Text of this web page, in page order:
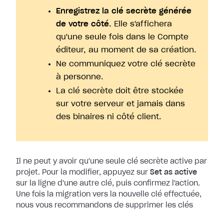
Enregistrez la clé secrète générée
de votre côté. Elle s'affichera
qu'une seule fois dans le Compte
éditeur, au moment de sa création.
Ne communiquez votre clé secrète
à personne.
La clé secrète doit être stockée
sur votre serveur et jamais dans
des binaires ni côté client.
Il ne peut y avoir qu'une seule clé secrète active par
projet. Pour la modifier, appuyez sur Set as active
sur la ligne d'une autre clé, puis confirmez l'action.
Une fois la migration vers la nouvelle clé effectuée,
nous vous recommandons de supprimer les clés